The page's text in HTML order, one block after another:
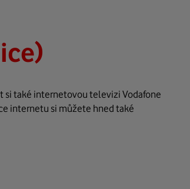
si také internetovou televizi Vodafone
internetu si můžete hned také